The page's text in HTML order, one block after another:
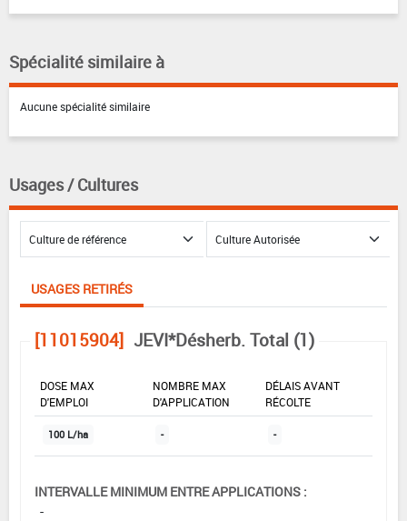
Spécialité similaire à
Aucune spécialité similaire
Usages / Cultures
USAGES RETIRÉS
[11015904] JEVI*Désherb. Total (1)
DOSE MAX
D'EMPLOI
NOMBRE MAX
D'APPLICATION
DÉLAIS AVANT
RÉCOLTE
100 L/ha - -
INTERVALLE MINIMUM ENTRE APPLICATIONS :
-